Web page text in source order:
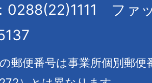
0288(22)1111
ファ
郵便番号は事業所個別郵